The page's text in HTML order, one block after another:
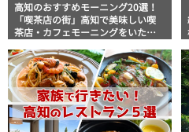
高知のおすすめモーニング20選！
「喫茶店の街」高知で美味しい喫
茶店・カフェモーニングをいただ